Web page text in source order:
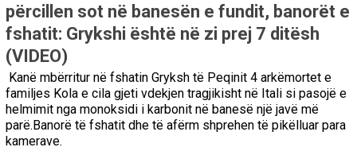
përcillen sot në banesën e fundit, banorët e
fshatit: Grykshi është në zi prej 7 ditësh
(VIDEO)
Kanë mbërritur në fshatin Gryksh të Peqinit 4 arkëmortet e
familjes Kola e cila gjeti vdekjen tragjikisht në Itali si pasojë e
helmimit nga monoksidi i karbonit në banesë një javë më
parë.Banorë të fshatit dhe të afërm shprehen të pikëlluar para
kamerave.